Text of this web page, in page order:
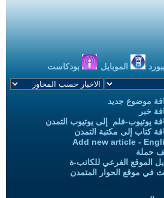
الموبايل بودكاست
موضوع جديد
خبر
يوتيوب-فلم إلى يوتيوب التمدن
كتاب إلى مكتبة التمدن
Add new article -
حملة
الموقع الفرعي للكاتب-ة
في موقع الحوار المتمدن